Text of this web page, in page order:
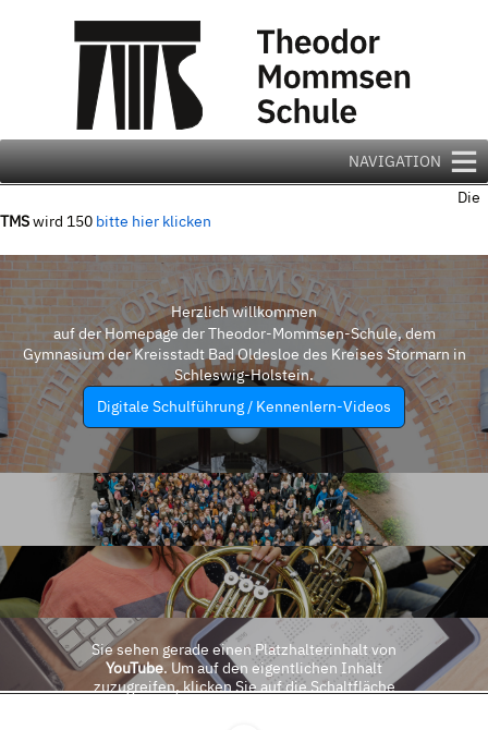
NAVIGATION
Die
TMSwird 150 bitte hier klicken
Herzlich willkommen
auf der Homepage der Theodor-Mommsen-Schule, dem
Gymnasium der Kreisstadt Bad Oldesloe des Kreises Stormarn in
Schleswig-Holstein.
Digitale Schulführung / Kennenlern-Videos
Sie sehen gerade einen Platzhalterinhalt von
YouTube. Um auf den eigentlichen Inhalt
zuzugreifen, klicken Sie auf die Schaltfläche